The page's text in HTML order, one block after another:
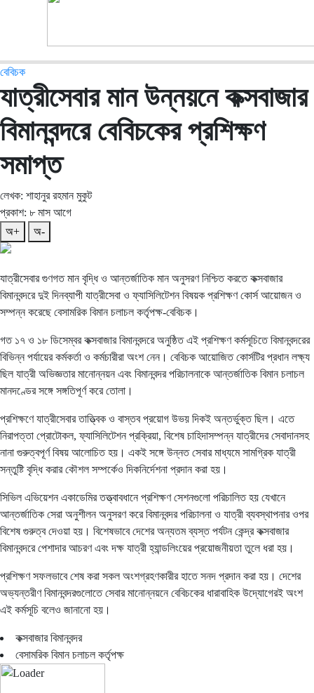
বেবিচক
যাত্রীসেবার মান উন্নয়নে কক্সবাজার
বিমানবন্দরে বেবিচকের প্রশিক্ষণ
সমাপ্ত
লেখক: শাহানুর রহমান মুকুট
প্রকাশ: ৮ মাস আগে
অ+
অ-
যাত্রীসেবার গুণগত মান বৃদ্ধি ও আন্তর্জাতিক মান অনুসরণ নিশ্চিত করতে কক্সবাজার
বিমানবন্দরে দুই দিনব্যাপী যাত্রীসেবা ও ফ্যাসিলিটেশন বিষয়ক প্রশিক্ষণ কোর্স আয়োজন ও
সম্পন্ন করেছে বেসামরিক বিমান চলাচল কর্তৃপক্ষ-বেবিচক।
গত ১৭ ও ১৮ ডিসেম্বর কক্সবাজার বিমানবন্দরে অনুষ্ঠিত এই প্রশিক্ষণ কর্মসূচিতে বিমানবন্দরের
বিভিন্ন পর্যায়ের কর্মকর্তা ও কর্মচারীরা অংশ নেন। বেবিচক আয়োজিত কোর্সটির প্রধান লক্ষ্য
ছিল যাত্রী অভিজ্ঞতার মানোন্নয়ন এবং বিমানবন্দর পরিচালনাকে আন্তর্জাতিক বিমান চলাচল
মানদণ্ডের সঙ্গে সঙ্গতিপূর্ণ করে তোলা।
প্রশিক্ষণে যাত্রীসেবার তাত্ত্বিক ও বাস্তব প্রয়োগ উভয় দিকই অন্তর্ভুক্ত ছিল। এতে
নিরাপত্তা প্রোটোকল, ফ্যাসিলিটেশন প্রক্রিয়া, বিশেষ চাহিদাসম্পন্ন যাত্রীদের সেবাদানসহ
নানা গুরুত্বপূর্ণ বিষয় আলোচিত হয়। একই সঙ্গে উন্নত সেবার মাধ্যমে সামগ্রিক যাত্রী
সন্তুষ্টি বৃদ্ধি করার কৌশল সম্পর্কেও দিকনির্দেশনা প্রদান করা হয়।
সিভিল এভিয়েশন একাডেমির তত্ত্বাবধানে প্রশিক্ষণ সেশনগুলো পরিচালিত হয় যেখানে
আন্তর্জাতিক সেরা অনুশীলন অনুসরণ করে বিমানবন্দর পরিচালনা ও যাত্রী ব্যবস্থাপনার ওপর
বিশেষ গুরুত্ব দেওয়া হয়। বিশেষভাবে দেশের অন্যতম ব্যস্ত পর্যটন কেন্দ্র কক্সবাজার
বিমানবন্দরে পেশাদার আচরণ এবং দক্ষ যাত্রী হ্যান্ডলিংয়ের প্রয়োজনীয়তা তুলে ধরা হয়।
প্রশিক্ষণ সফলভাবে শেষ করা সকল অংশগ্রহণকারীর হাতে সনদ প্রদান করা হয়। দেশের
অভ্যন্তরীণ বিমানবন্দরগুলোতে সেবার মানোন্নয়নে বেবিচকের ধারাবাহিক উদ্যোগেরই অংশ
এই কর্মসূচি বলেও জানানো হয়।
কক্সবাজার বিমানবন্দর
বেসামরিক বিমান চলাচল কর্তৃপক্ষ